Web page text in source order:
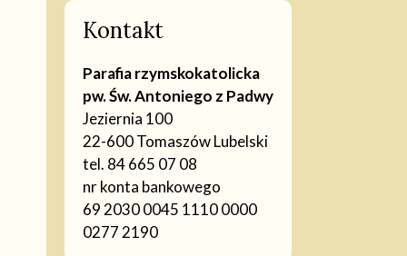
Kontakt
Parafia rzymskokatolicka
pw. Św. Antoniego z Padwy
Jeziernia 100
22-600 Tomaszów Lubelski
tel. 84 665 07 08
nr konta bankowego
69 2030 0045 1110 0000
0277 2190